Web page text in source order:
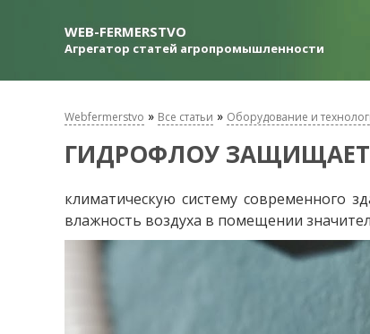
WEB-FERMERSTVO
Агрегатор статей агропромышленности
Webfermerstvo » Все статьи » Оборудование и
ГИДРОФЛОУ ЗАЩИЩАЕТ
климатическую систему современного
влажность воздуха в помещении